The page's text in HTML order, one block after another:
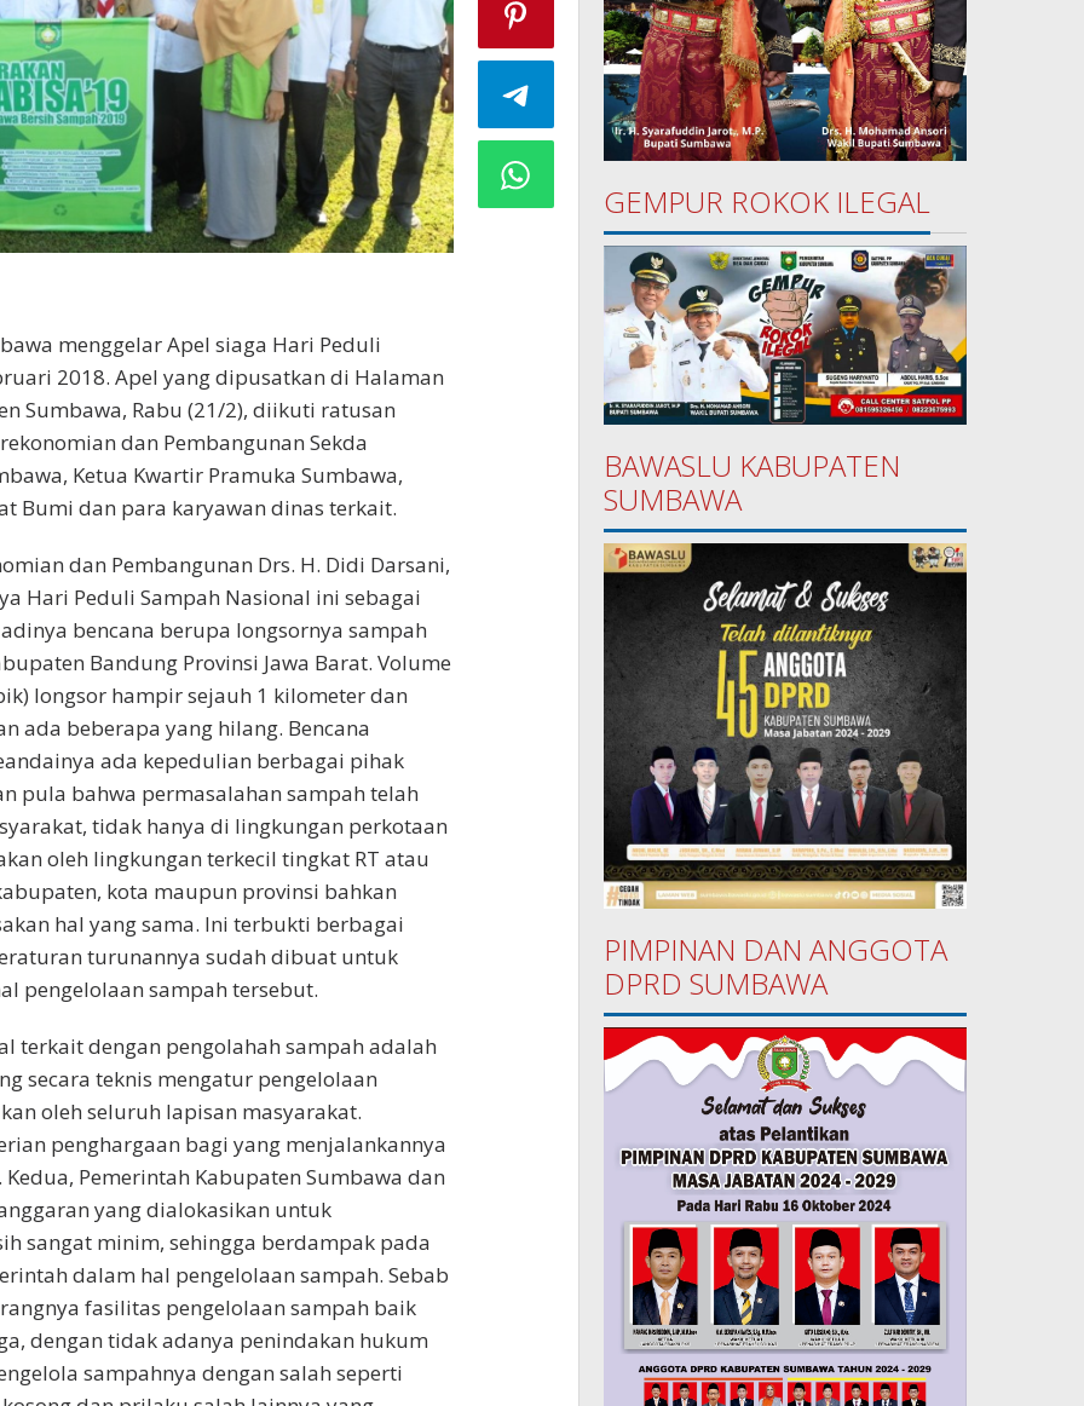
menggelar Apel siaga Hari Peduli
2018. Apel yang dipusatkan di Halaman
Sumbawa, Rabu (21/2), diikuti ratusan
dan Pembangunan Sekda
Ketua Kwartir Pramuka Sumbawa,
Bumi dan para karyawan dinas terkait.
dan Pembangunan Drs. H. Didi Darsani,
Hari Peduli Sampah Nasional ini sebagai
bencana berupa longsornya sampah
Bandung Provinsi Jawa Barat. Volume
longsor hampir sejauh 1 kilometer dan
ada beberapa yang hilang. Bencana
ada kepedulian berbagai pihak
pula bahwa permasalahan sampah telah
tidak hanya di lingkungan perkotaan
oleh lingkungan terkecil tingkat RT atau
kota maupun provinsi bahkan
hal yang sama. Ini terbukti berbagai
turunannya sudah dibuat untuk
pengelolaan sampah tersebut.
terkait dengan pengolahah sampah adalah
secara teknis mengatur pengelolaan
oleh seluruh lapisan masyarakat.
penghargaan bagi yang menjalankannya
Pemerintah Kabupaten Sumbawa dan
yang dialokasikan untuk
sangat minim, sehingga berdampak pada
dalam hal pengelolaan sampah. Sebab
fasilitas pengelolaan sampah baik
dengan tidak adanya penindakan hukum
sampahnya dengan salah seperti
GEMPUR ROKOK ILEGAL
BAWASLU KABUPATEN
SUMBAWA
PIMPINAN DAN ANGGOTA
DPRD SUMBAWA